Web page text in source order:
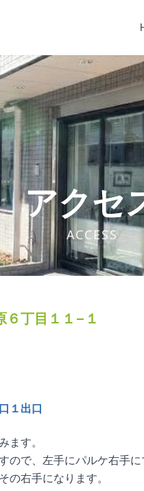
アクセ
ACCESS
６丁目１１−１
１出口
ます。
ので、左手にパルケ右手に